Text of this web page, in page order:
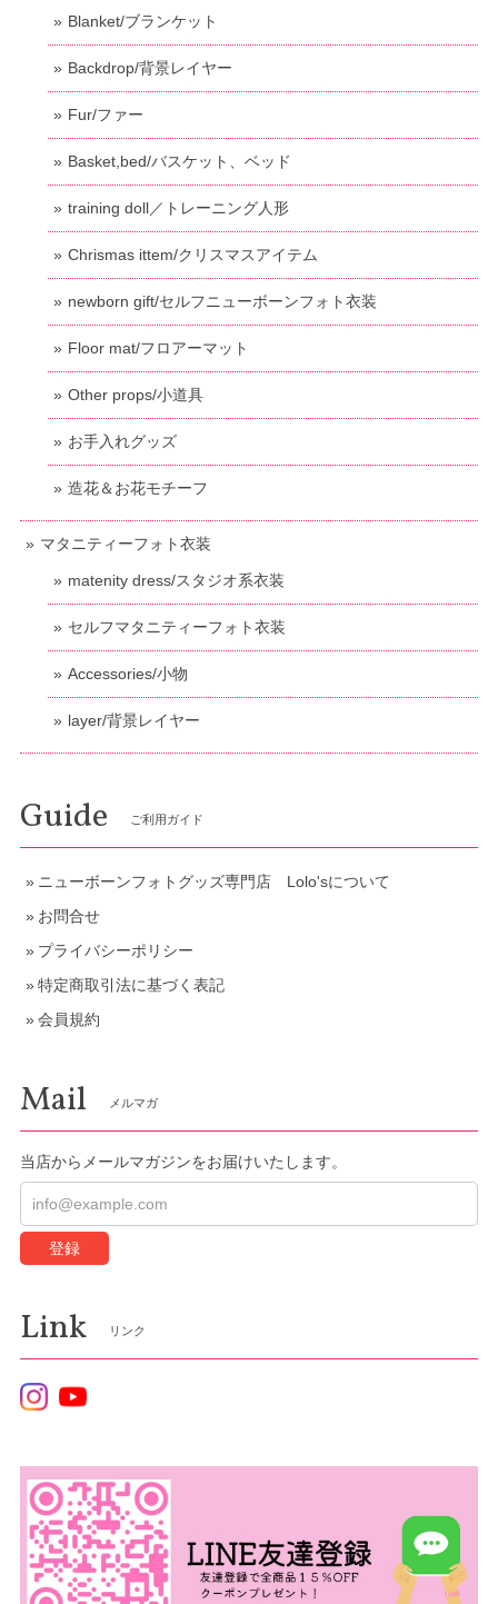
Blanket/ブランケット
Backdrop/背景レイヤー
Fur/ファー
Basket,bed/バスケット、ベッド
training doll／トレーニング人形
Chrismas ittem/クリスマスアイテム
newborn gift/セルフニューボーンフォト衣装
Floor mat/フロアーマット
Other props/小道具
お手入れグッズ
造花＆お花モチーフ
マタニティーフォト衣装
matenity dress/スタジオ系衣装
セルフマタニティーフォト衣装
Accessories/小物
layer/背景レイヤー
Guide ご利用ガイド
ニューボーンフォトグッズ専門店 Lolo'sについて
お問合せ
プライバシーポリシー
特定商取引法に基づく表記
会員規約
Mail メルマガ
当店からメールマガジンをお届けいたします。
登録
Link リンク